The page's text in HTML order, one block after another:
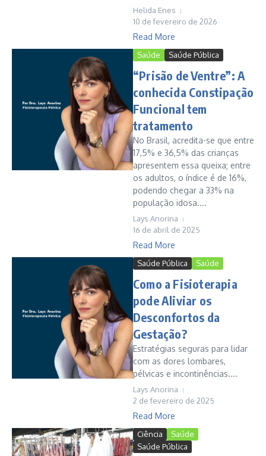
Helida Enes
10 de fevereiro de 2026
Read More
Saúde Saúde Pública
“Prisão de Ventre”: A
conhecida Constipação
Funcional tem
tratamento
No Brasil, acredita-se que entre
17,5% e 36,5% das crianças
apresentem essa queixa; entre
os adultos, o índice é de 16%,
podendo chegar a 33% na
população idosa....
Lays Anorina
16 de abril de 2025
Read More
Saúde Pública Saúde
Como a Fisioterapia
pode Aliviar os
Desconfortos da
Gestação?
Estratégias seguras para lidar
com as dores lombares,
pélvicas e incontinências....
Lays Anorina
2 de fevereiro de 2025
Read More
Ciência
Saúde
Saúde Pública